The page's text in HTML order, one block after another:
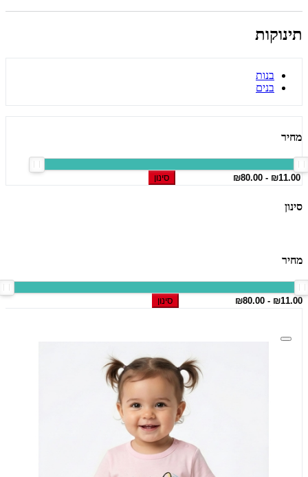
תינוקות
בנות
בנים
מחיר
סינון
סינון
מחיר
סינון